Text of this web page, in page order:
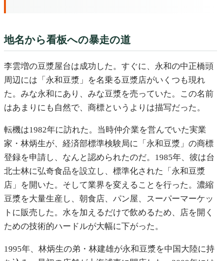
地名から看板への暴走の道
李雲増の豆漿屋台は成功した。すぐに、永和の中正橋頭
周辺には「永和豆漿」を名乗る豆漿店がいくつも現れ
た。みな永和にあり、みな豆漿を売っていた。この名前
はあまりにも自然で、商標というよりは描写だった。
転機は1982年に訪れた。当時仲介業を営んでいた実業
家・林炳生が、経済部標準検験局に「永和豆漿」の商標
登録を申請し、なんと認められたのだ。1985年、彼は台
北士林に弘奇食品を設立し、標準化された「永和豆漿
店」を開いた。そして業界を変えることを行った。濃縮
豆漿を大量生産し、朝食店、パン屋、スーパーマーケッ
トに販売した。水を加えるだけで飲めるため、店を開く
ための技術的ハードルが大幅に下がった。
1995年、林炳生の弟・林建雄が永和豆漿を中国大陸に持